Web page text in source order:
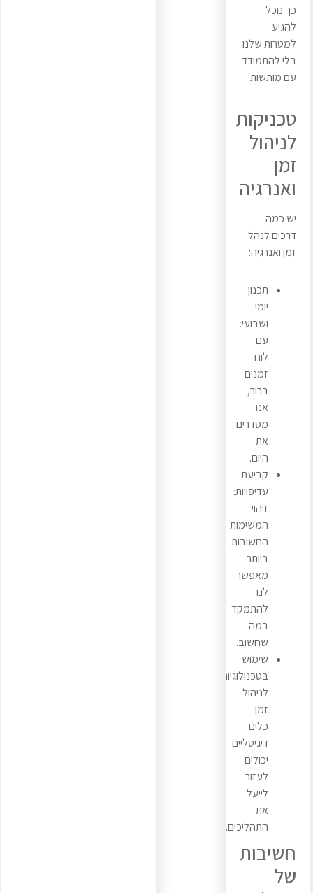
כך נוכל
להגיע
למטרות שלנו
בלי להתמודד
עם מותשות.
טכניקות
לניהול
זמן
ואנרגיה
יש כמה
דרכים לנהל
זמן ואנרגיה:
תכנון
יומי
ושבועי:
עם
לוח
זמנים
ברור,
אנו
מסדרים
את
היום.
קביעת
עדיפויות:
זיהוי
המשימות
החשובות
ביותר
מאפשר
לנו
להתמקד
במה
שחשוב.
שימוש
בטכנולוגיות
לניהול
זמן:
כלים
דיגיטליים
יכולים
לעזור
לייעל
את
התהליכים.
חשיבות
של